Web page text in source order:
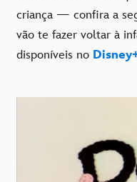
criança — confira a
vão te fazer voltar à
disponíveis no